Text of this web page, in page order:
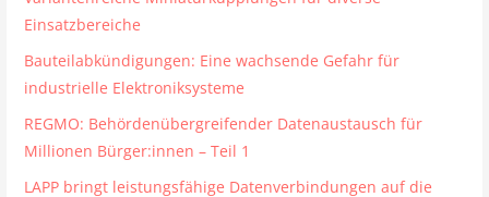
Einsatzbereiche
Bauteilabkündigungen: Eine wachsende Gefahr für
industrielle Elektroniksysteme
REGMO: Behördenübergreifender Datenaustausch für
Millionen Bürger:innen – Teil 1
LAPP bringt leistungsfähige Datenverbindungen auf die